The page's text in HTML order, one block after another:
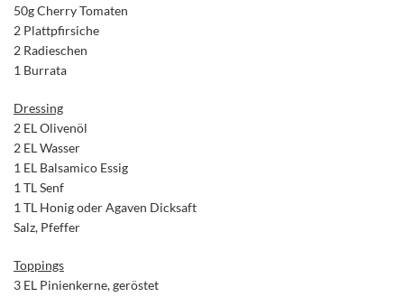
50g Cherry Tomaten
2 Plattpfirsiche
2 Radieschen
1 Burrata
Dressing
2 EL Olivenöl
2 EL Wasser
1 EL Balsamico Essig
1 TL Senf
1 TL Honig oder Agaven Dicksaft
Salz, Pfeffer
Toppings
3 EL Pinienkerne, geröstet